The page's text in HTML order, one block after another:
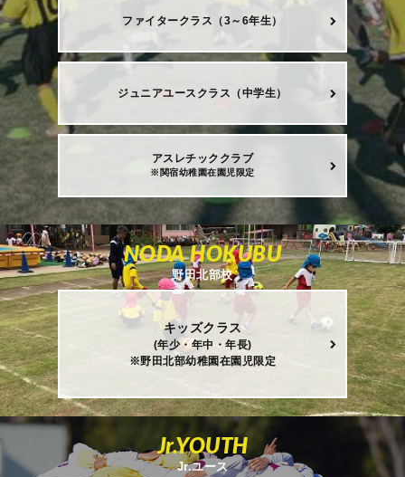
ファイタークラス（3～6年生）
ジュニアユースクラス（中学生）
アスレチッククラブ
※関宿幼稚園在園児限定
NODA HOKUBU
野田北部校
キッズクラス
(年少・年中・年長)
※野田北部幼稚園在園児限定
Jr.YOUTH
Jr.ユース